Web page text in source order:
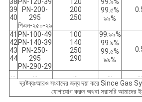
38
39
40
PN-120-39
PN-200-
295
পিএন-২৫০-২৯
120
200
250
99.৯%
99.৫%
৯৯%
41
42
43
44
PN-100-49
PN-140-39
PN-250-
295
PN-290-29
100
140
250
290
99.৯৯%
99.৯%
99.৫%
৯৯%
... ... ... ... ...
দ্রষ্টব্যঃআরও সংবাদের জন্য দয়া করে Since Gas
যোগাযোগ করুন অথবা সরাসরি আমাদের